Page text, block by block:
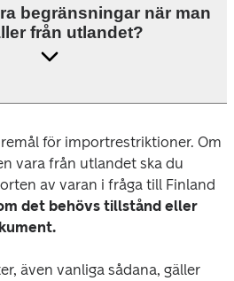
begränsningar när man
från utlandet?
för importrestriktioner. Om
vara från utlandet ska du
av varan i fråga till Finland
det behövs tillstånd eller
även vanliga sådana, gäller